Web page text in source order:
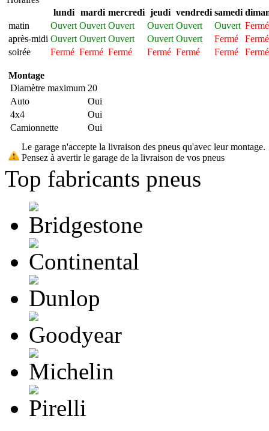
lundi
mardi mercredi jeudi vendredi samedi
matin
Ouvert Ouvert Ouvert Ouvert Ouvert Ouvert Fermé
après-midi Ouvert Ouvert Ouvert Ouvert Ouvert Fermé
Fermé
soirée
Fermé Fermé Fermé Fermé Fermé Fermé Fermé
Montage
Diamètre maximum 20
Auto
Oui
4x4
Oui
Camionnette
Oui
Le garage n'accepte la livraison des pneus qu'avec leur montage.
Pensez à avertir le garage de la livraison de vos pneus
Top fabricants pneus